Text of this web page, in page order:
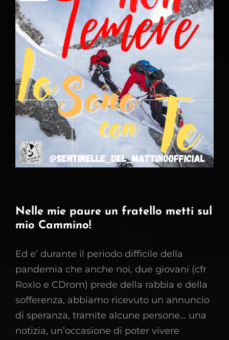
Nelle mie paure un fratello metti sul
mio Cammino!
Ed e’ durante il periodo difficile della
pandemia che anche noi, due giovani (cfr
Roxlo e CDrom) prede della rabbia e della
sofferenza, abbiamo ricevuto un annuncio
di speranza, tramite alcune persone… una
notizia, un’occasione di poter vivere